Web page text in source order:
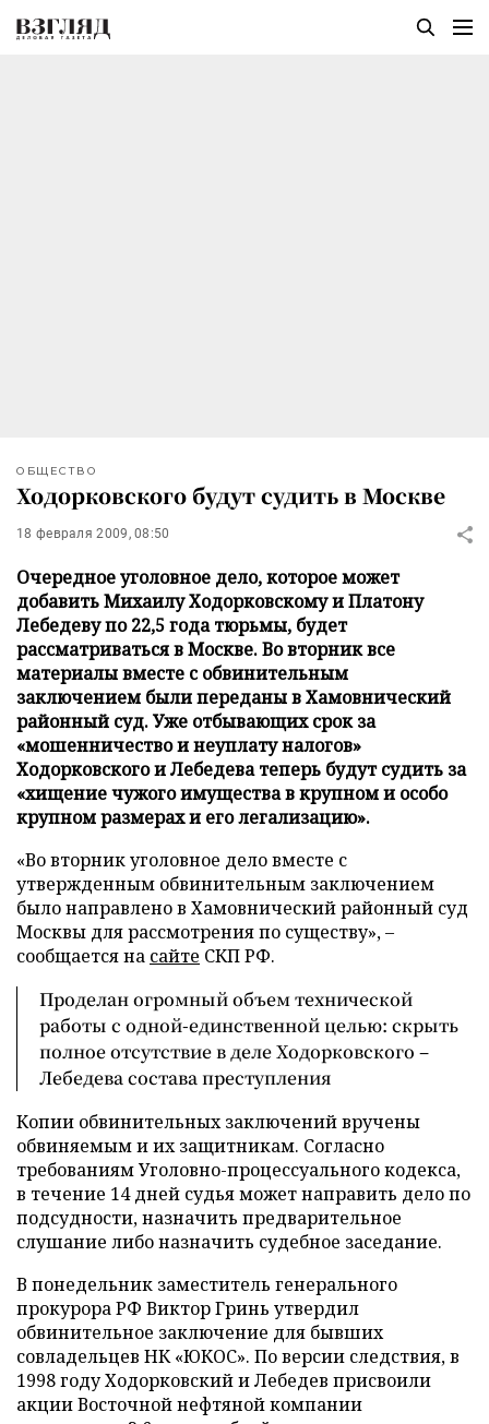
ОБЩЕСТВО
Ходорковского будут судить в Москве
18 февраля 2009, 08:50
Очередное уголовное дело, которое может
добавить Михаилу Ходорковскому и Платону
Лебедеву по 22,5 года тюрьмы, будет
рассматриваться в Москве. Во вторник все
материалы вместе с обвинительным
заключением были переданы в Хамовнический
районный суд. Уже отбывающих срок за
«мошенничество и неуплату налогов»
Ходорковского и Лебедева теперь будут судить за
«хищение чужого имущества в крупном и особо
крупном размерах и его легализацию».
«Во вторник уголовное дело вместе с
утвержденным обвинительным заключением
было направлено в Хамовнический районный суд
Москвы для рассмотрения по существу», –
сообщается на сайте СКП РФ.
Проделан огромный объем технической
работы с одной-единственной целью: скрыть
полное отсутствие в деле Ходорковского –
Лебедева состава преступления
Копии обвинительных заключений вручены
обвиняемым и их защитникам. Согласно
требованиям Уголовно-процессуального кодекса,
в течение 14 дней судья может направить дело по
подсудности, назначить предварительное
слушание либо назначить судебное заседание.
В понедельник заместитель генерального
прокурора РФ Виктор Гринь утвердил
обвинительное заключение для бывших
совладельцев НК «ЮКОС». По версии следствия, в
1998 году Ходорковский и Лебедев присвоили
акции Восточной нефтяной компании